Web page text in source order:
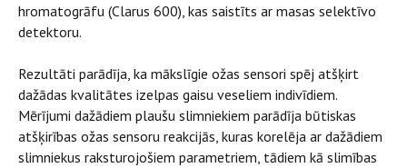
hromatogrāfu (Clarus 600), kas saistīts ar masas selektīvo
detektoru.
Rezultāti parādīja, ka mākslīgie ožas sensori spēj atšķirt
dažādas kvalitātes izelpas gaisu veseliem indivīdiem.
Mērījumi dažādiem plaušu slimniekiem parādīja būtiskas
atšķirības ožas sensoru reakcijās, kuras korelēja ar dažādiem
slimniekus raksturojošiem parametriem, tādiem kā slimības